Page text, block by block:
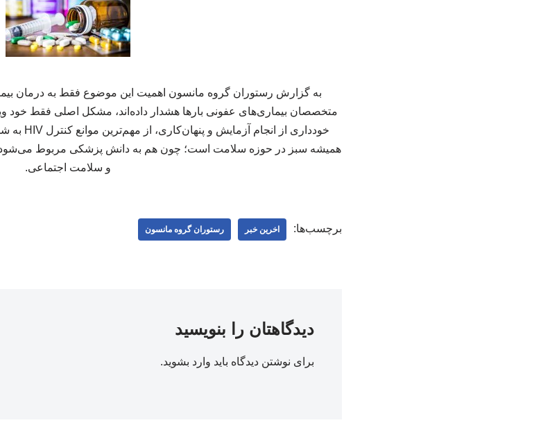
به گزارش رستوران گروه مانسون اهمیت این موضوع فقط به درمان
متخصصان بیماری‌های عفونی بارها هشدار داده‌اند، مشکل اصلی فقط
همیشه سبز در حوزه سلامت است؛ چون هم به دانش پزشکی مربوط می‌شود
و سلامت اجتماعی.
برچسب‌ها: اخرین خبر رستوران گروه مانسون
دیدگاهتان را بنویسید
برای نوشتن دیدگاه باید وارد بشوید.